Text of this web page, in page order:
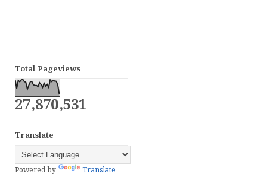
Total Pageviews
27,870,531
Translate
Powered by Translate